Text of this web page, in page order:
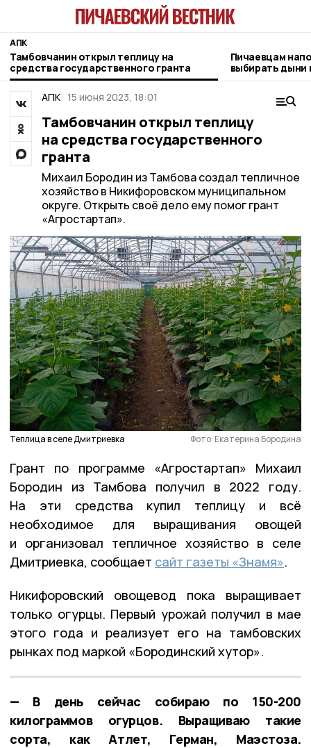
АПК
Тамбовчанин открыл теплицу на
средства государственного гранта
Пичаевцам
выбирать дыни
АПК 15 июня 2023, 18:01
Тамбовчанин открыл теплицу
на средства государственного
гранта
Михаил Бородин из Тамбова создал тепличное
хозяйство в Никифоровском муниципальном
округе. Открыть своё дело ему помог грант
«Агростартап».
Теплица в селе Дмитриевка Фото: Екатерина Бородина
Грант по программе «Агростартап» Михаил
Бородин из Тамбова получил в 2022 году.
На эти средства купил теплицу и всё
необходимое для выращивания овощей
и организовал тепличное хозяйство в селе
Дмитриевка, сообщает сайт газеты «Знамя».
Никифоровский овощевод пока выращивает
только огурцы. Первый урожай получил в мае
этого года и реализует его на тамбовских
рынках под маркой «Бородинский хутор».
— В день сейчас собираю по 150-200
килограммов огурцов. Выращиваю такие
сорта, как Атлет, Герман, Маэстоза.